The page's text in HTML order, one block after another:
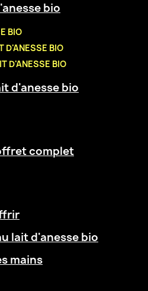
bio
BIO
D'ANESSE BIO
D'ANESSE BIO
d'anesse bio
complet
lait d'anesse bio
mains